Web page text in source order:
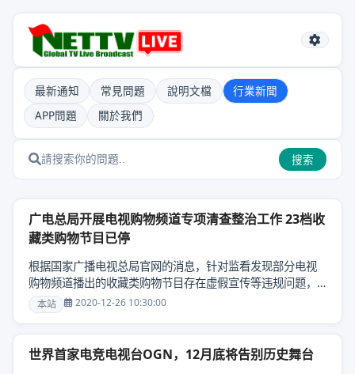
最新通知 常見問題 說明文檔
行業新聞
APP問題
關於我們
搜索
广电总局开展电视购物频道专项清查整治工作 23档收
藏类购物节目已停
根据国家广播电视总局官网的消息，针对监看发现部分电视
购物频道播出的收藏类购物节目存在虚假宣传等违规问题，
广电总局近期组织有关省局开展全国电视购物频道收藏类购
物节目......
本站 2020-12-26 10:30:00
世界首家电竞电视台OGN，12月底将告别历史舞台